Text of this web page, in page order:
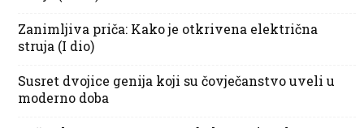
Zanimljiva priča: Kako je otkrivena električna
struja (I dio)
Susret dvojice genija koji su čovječanstvo uveli u
moderno doba